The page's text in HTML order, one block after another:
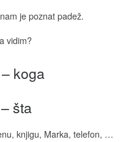
nam je poznat padež.
vidim?
koga
šta
knjigu, Marka, telefon, …